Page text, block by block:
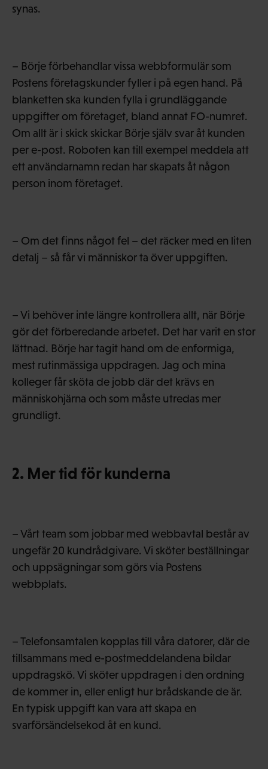
synas.
– Börje förbehandlar vissa webbformulär som
Postens företagskunder fyller i på egen hand. På
blanketten ska kunden fylla i grundläggande
uppgifter om företaget, bland annat FO-numret.
Om allt är i skick skickar Börje själv svar åt kunden
per e-post. Roboten kan till exempel meddela att
ett användarnamn redan har skapats åt någon
person inom företaget.
– Om det finns något fel – det räcker med en liten
detalj – så får vi människor ta över uppgiften.
– Vi behöver inte längre kontrollera allt, när Börje
gör det förberedande arbetet. Det har varit en stor
lättnad. Börje har tagit hand om de enformiga,
mest rutinmässiga uppdragen. Jag och mina
kolleger får sköta de jobb där det krävs en
människohjärna och som måste utredas mer
grundligt.
2. Mer tid för kunderna
– Vårt team som jobbar med webbavtal består av
ungefär 20 kundrådgivare. Vi sköter beställningar
och uppsägningar som görs via Postens
webbplats.
– Telefonsamtalen kopplas till våra datorer, där de
tillsammans med e-postmeddelandena bildar
uppdragskö. Vi sköter uppdragen i den ordning
de kommer in, eller enligt hur brådskande de är.
En typisk uppgift kan vara att skapa en
svarförsändelsekod åt en kund.